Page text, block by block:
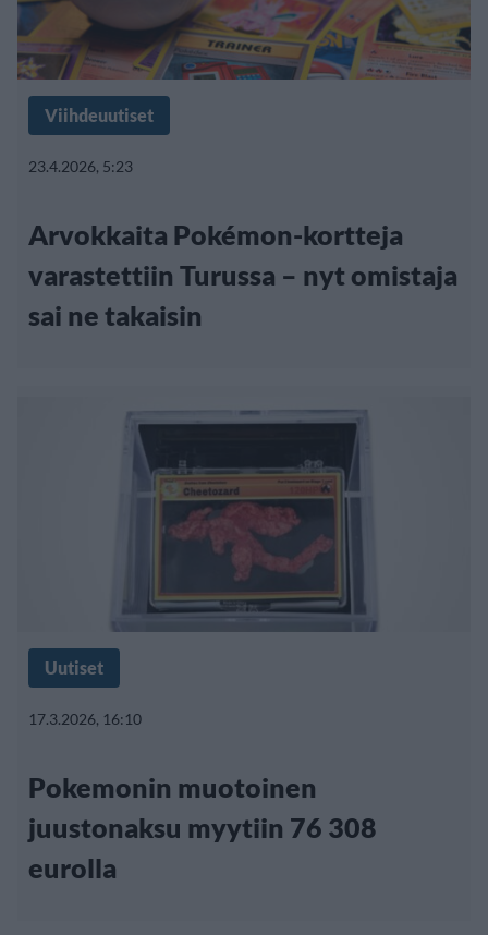
Viihdeuutiset
23.4.2026, 5:23
Arvokkaita Pokémon-kortteja
varastettiin Turussa – nyt omistaja
sai ne takaisin
Uutiset
17.3.2026, 16:10
Pokemonin muotoinen
juustonaksu myytiin 76 308
eurolla